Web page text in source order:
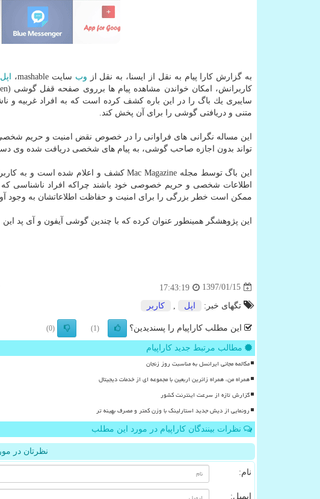
به گزارش كارا پیام به نقل از ایسنا، به نقل از وب سایت mashable، اپل
سایبری یك باگ را در این باره كشف كرده است كه به افراد غربیه و
متنی و دریافتی گوشی را برای آن پخش كند.
این مساله نگرانی های فراوانی را در خصوص نقض امنیت و حریم
تواند بدون اجازه صاحب گوشی، به پیام های شخصی دریافت شده وی
این باگ توسط مجله Mac Magazine كشف و اعلام شده است و به كاربران محصولات
اطلاعات شخصی و حریم خصوصی خود باشند چراكه افراد ناشناسی كه
ممكن است خطر بزرگی را برای امنیت و حفاظت اطلاعاتشان به وجود
این پژوهشگر همینطور عنوان كرده كه با چندین گوشی آیفون و آی پد
1397/01/15
17:43:19
تگهای خبر: اپل كاربر
این مطلب کاراپیام را پسندیدین؟ (1)
(0)
مطالب مرتبط جدید کاراپیام
مکالمه مجانی ایرانسل به مناسبت روز زنجان
همراه من، همراه زائرین اربعین با مجموعه ای از خدمات دیجیتال
گزارش تازه از سرعت اینترنت کشور
رونمایی از دیش جدید استارلینک با وزن کمتر و مصرف بهینه تر
نظرات بینندگان کاراپیام در مورد این مطلب
نظرتان در
نام:
ایمیل: